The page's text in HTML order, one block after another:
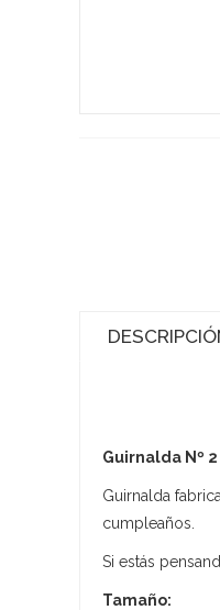
Guirnalda Nº 2
Guirnalda
cumpleaños.
Si estás
Tamaño: